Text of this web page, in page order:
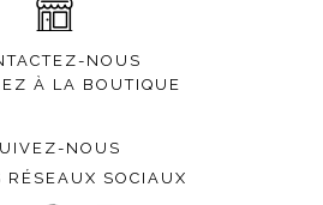
NOUS
À LA BOUTIQUE
NOUS
RÉSEAUX SOCIAUX